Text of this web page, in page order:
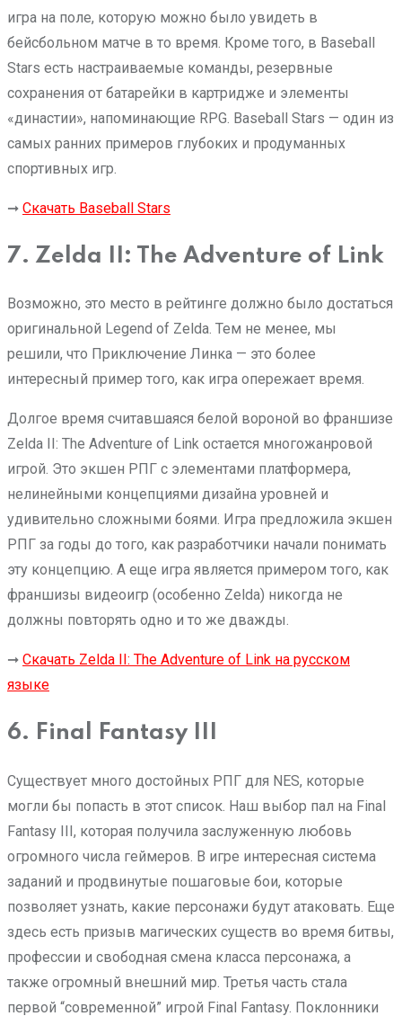
игра на поле, которую можно было увидеть в
бейсбольном матче в то время. Кроме того, в Baseball
Stars есть настраиваемые команды, резервные
сохранения от батарейки в картридже и элементы
«династии», напоминающие RPG. Baseball Stars — один из
самых ранних примеров глубоких и продуманных
спортивных игр.
➞ Скачать Baseball Stars
7. Zelda II: The Adventure of Link
Возможно, это место в рейтинге должно было достаться
оригинальной Legend of Zelda. Тем не менее, мы
решили, что Приключение Линка — это более
интересный пример того, как игра опережает время.
Долгое время считавшаяся белой вороной во франшизе
Zelda II: The Adventure of Link остается многожанровой
игрой. Это экшен РПГ с элементами платформера,
нелинейными концепциями дизайна уровней и
удивительно сложными боями. Игра предложила экшен
РПГ за годы до того, как разработчики начали понимать
эту концепцию. А еще игра является примером того, как
франшизы видеоигр (особенно Zelda) никогда не
должны повторять одно и то же дважды.
➞ Скачать Zelda II: The Adventure of Link на русском
языке
6. Final Fantasy III
Существует много достойных РПГ для NES, которые
могли бы попасть в этот список. Наш выбор пал на Final
Fantasy III, которая получила заслуженную любовь
огромного числа геймеров. В игре интересная система
заданий и продвинутые пошаговые бои, которые
позволяет узнать, какие персонажи будут атаковать. Еще
здесь есть призыв магических существ во время битвы,
профессии и свободная смена класса персонажа, а
также огромный внешний мир. Третья часть стала
первой “современной” игрой Final Fantasy. Поклонники